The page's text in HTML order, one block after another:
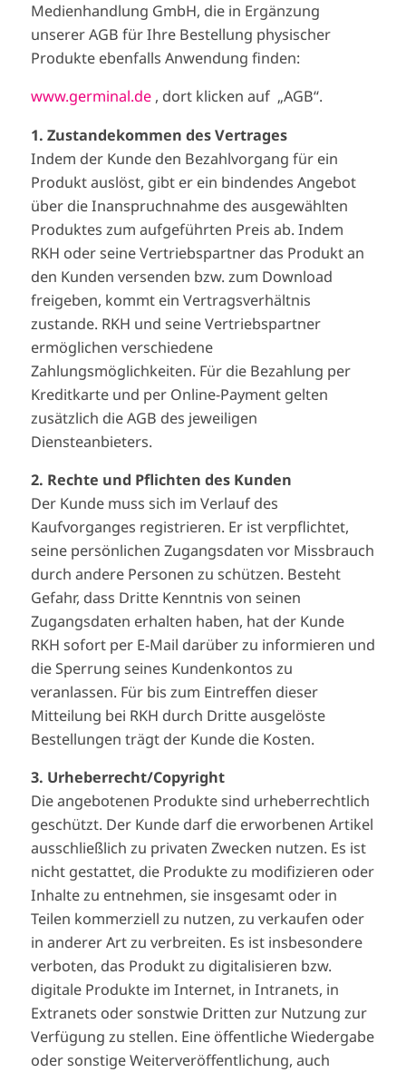
Medienhandlung GmbH, die in Ergänzung
unserer AGB für Ihre Bestellung physischer
Produkte ebenfalls Anwendung finden:
www.germinal.de, dort klicken auf „AGB“.
1. Zustandekommen des Vertrages
Indem der Kunde den Bezahlvorgang für ein
Produkt auslöst, gibt er ein bindendes Angebot
über die Inanspruchnahme des ausgewählten
Produktes zum aufgeführten Preis ab. Indem
RKH oder seine Vertriebspartner das Produkt an
den Kunden versenden bzw. zum Download
freigeben, kommt ein Vertragsverhältnis
zustande. RKH und seine Vertriebspartner
ermöglichen verschiedene
Zahlungsmöglichkeiten. Für die Bezahlung per
Kreditkarte und per Online-Payment gelten
zusätzlich die AGB des jeweiligen
Diensteanbieters.
2. Rechte und Pflichten des Kunden
Der Kunde muss sich im Verlauf des
Kaufvorganges registrieren. Er ist verpflichtet,
seine persönlichen Zugangsdaten vor Missbrauch
durch andere Personen zu schützen. Besteht
Gefahr, dass Dritte Kenntnis von seinen
Zugangsdaten erhalten haben, hat der Kunde
RKH sofort per E-Mail darüber zu informieren und
die Sperrung seines Kundenkontos zu
veranlassen. Für bis zum Eintreffen dieser
Mitteilung bei RKH durch Dritte ausgelöste
Bestellungen trägt der Kunde die Kosten.
3. Urheberrecht/Copyright
Die angebotenen Produkte sind urheberrechtlich
geschützt. Der Kunde darf die erworbenen Artikel
ausschließlich zu privaten Zwecken nutzen. Es ist
nicht gestattet, die Produkte zu modifizieren oder
Inhalte zu entnehmen, sie insgesamt oder in
Teilen kommerziell zu nutzen, zu verkaufen oder
in anderer Art zu verbreiten. Es ist insbesondere
verboten, das Produkt zu digitalisieren bzw.
digitale Produkte im Internet, in Intranets, in
Extranets oder sonstwie Dritten zur Nutzung zur
Verfügung zu stellen. Eine öffentliche Wiedergabe
oder sonstige Weiterveröffentlichung, auch